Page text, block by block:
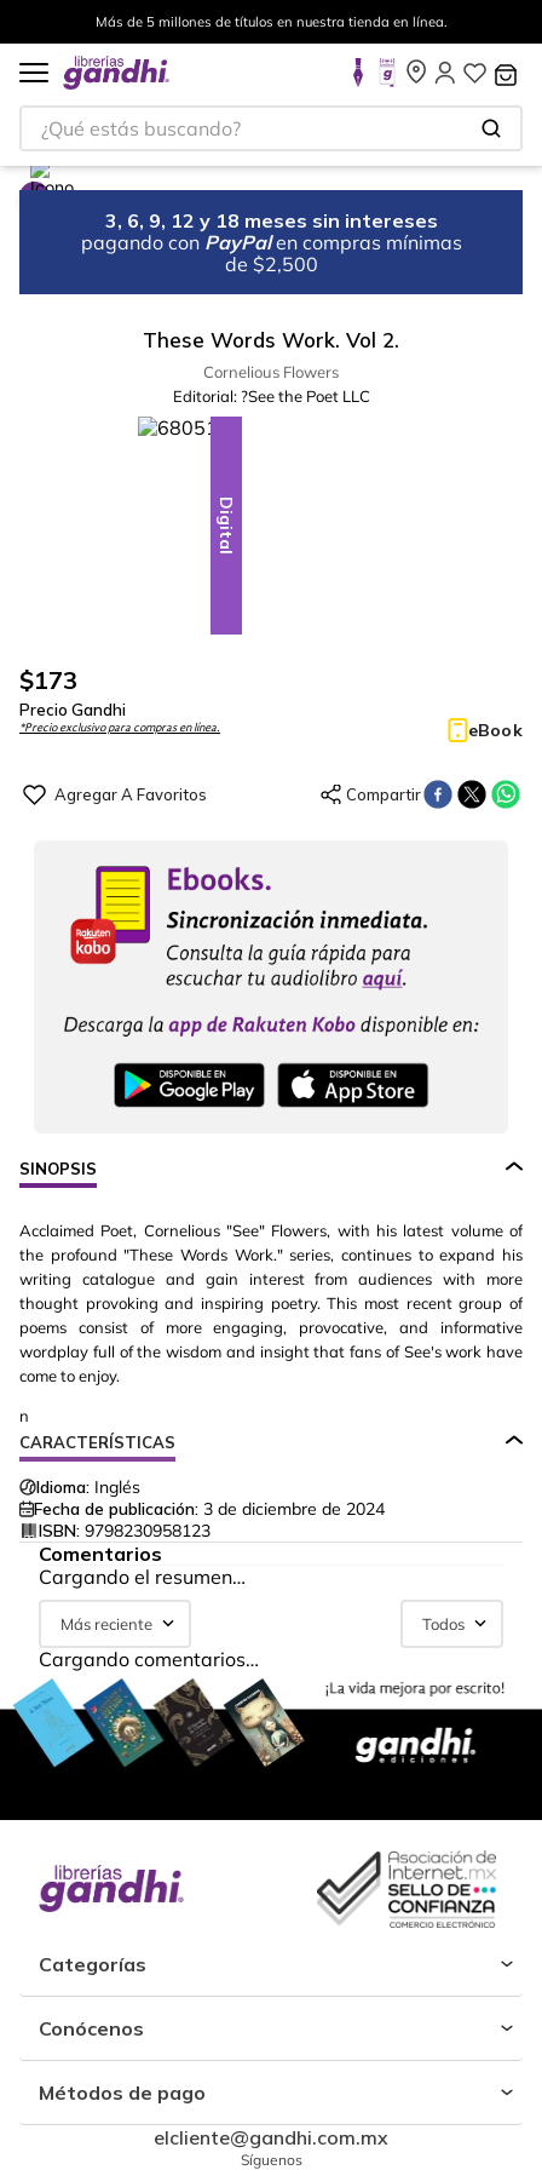
Más de 5 millones de títulos en nuestra tienda en línea.
¿Qué estás buscando?
3, 6, 9, 12 y 18 meses sin intereses
pagando con PayPal en compras mínimas
de $2,500
These Words Work. Vol 2.
Cornelious Flowers
Editorial: ?See the Poet LLC
Digital
$173
Precio Gandhi
*Precio exclusivo para compras en línea. eBook
SINOPSIS
Acclaimed Poet, Cornelious "See" Flowers, with his latest volume of
the profound "These Words Work." series, continues to expand his
writing catalogue and gain interest from audiences with more
thought provoking and inspiring poetry. This most recent group of
poems consist of more engaging, provocative, and informative
wordplay full of the wisdom and insight that fans of See's work have
come to enjoy.
n
CARACTERÍSTICAS
Idioma: Inglés
Fecha de publicación: 3 de diciembre de 2024
ISBN: 9798230958123
Comentarios
Cargando el resumen…
Más reciente Todos
Cargando comentarios…
Categorías
Conócenos
Métodos de pago
elcliente@gandhi.com.mx
Síguenos